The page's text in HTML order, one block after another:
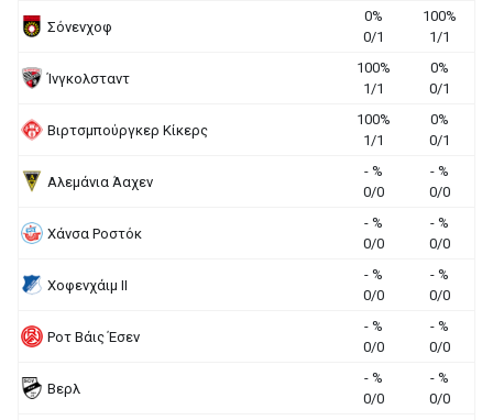
Σόνενχοφ
0%
0/1
100%
1/1
Ίνγκολσταντ
100%
1/1
0%
0/1
Βιρτσμπούργκερ Κίκερς
100%
1/1
0%
0/1
Αλεμάνια Άαχεν
- %
0/0
- %
0/0
Χάνσα Ροστόκ
- %
0/0
- %
0/0
Χοφενχάιμ ΙΙ
- %
0/0
- %
0/0
Ροτ Βάις Έσεν
- %
0/0
- %
0/0
Βερλ
- %
0/0
- %
0/0